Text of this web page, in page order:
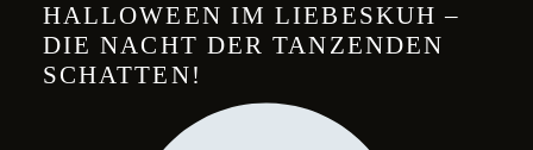
HALLOWEEN IM LIEBESKUH –
DIE NACHT DER TANZENDEN
SCHATTEN!